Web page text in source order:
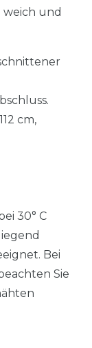
weich und
cm,
30° C
Bei
Sie